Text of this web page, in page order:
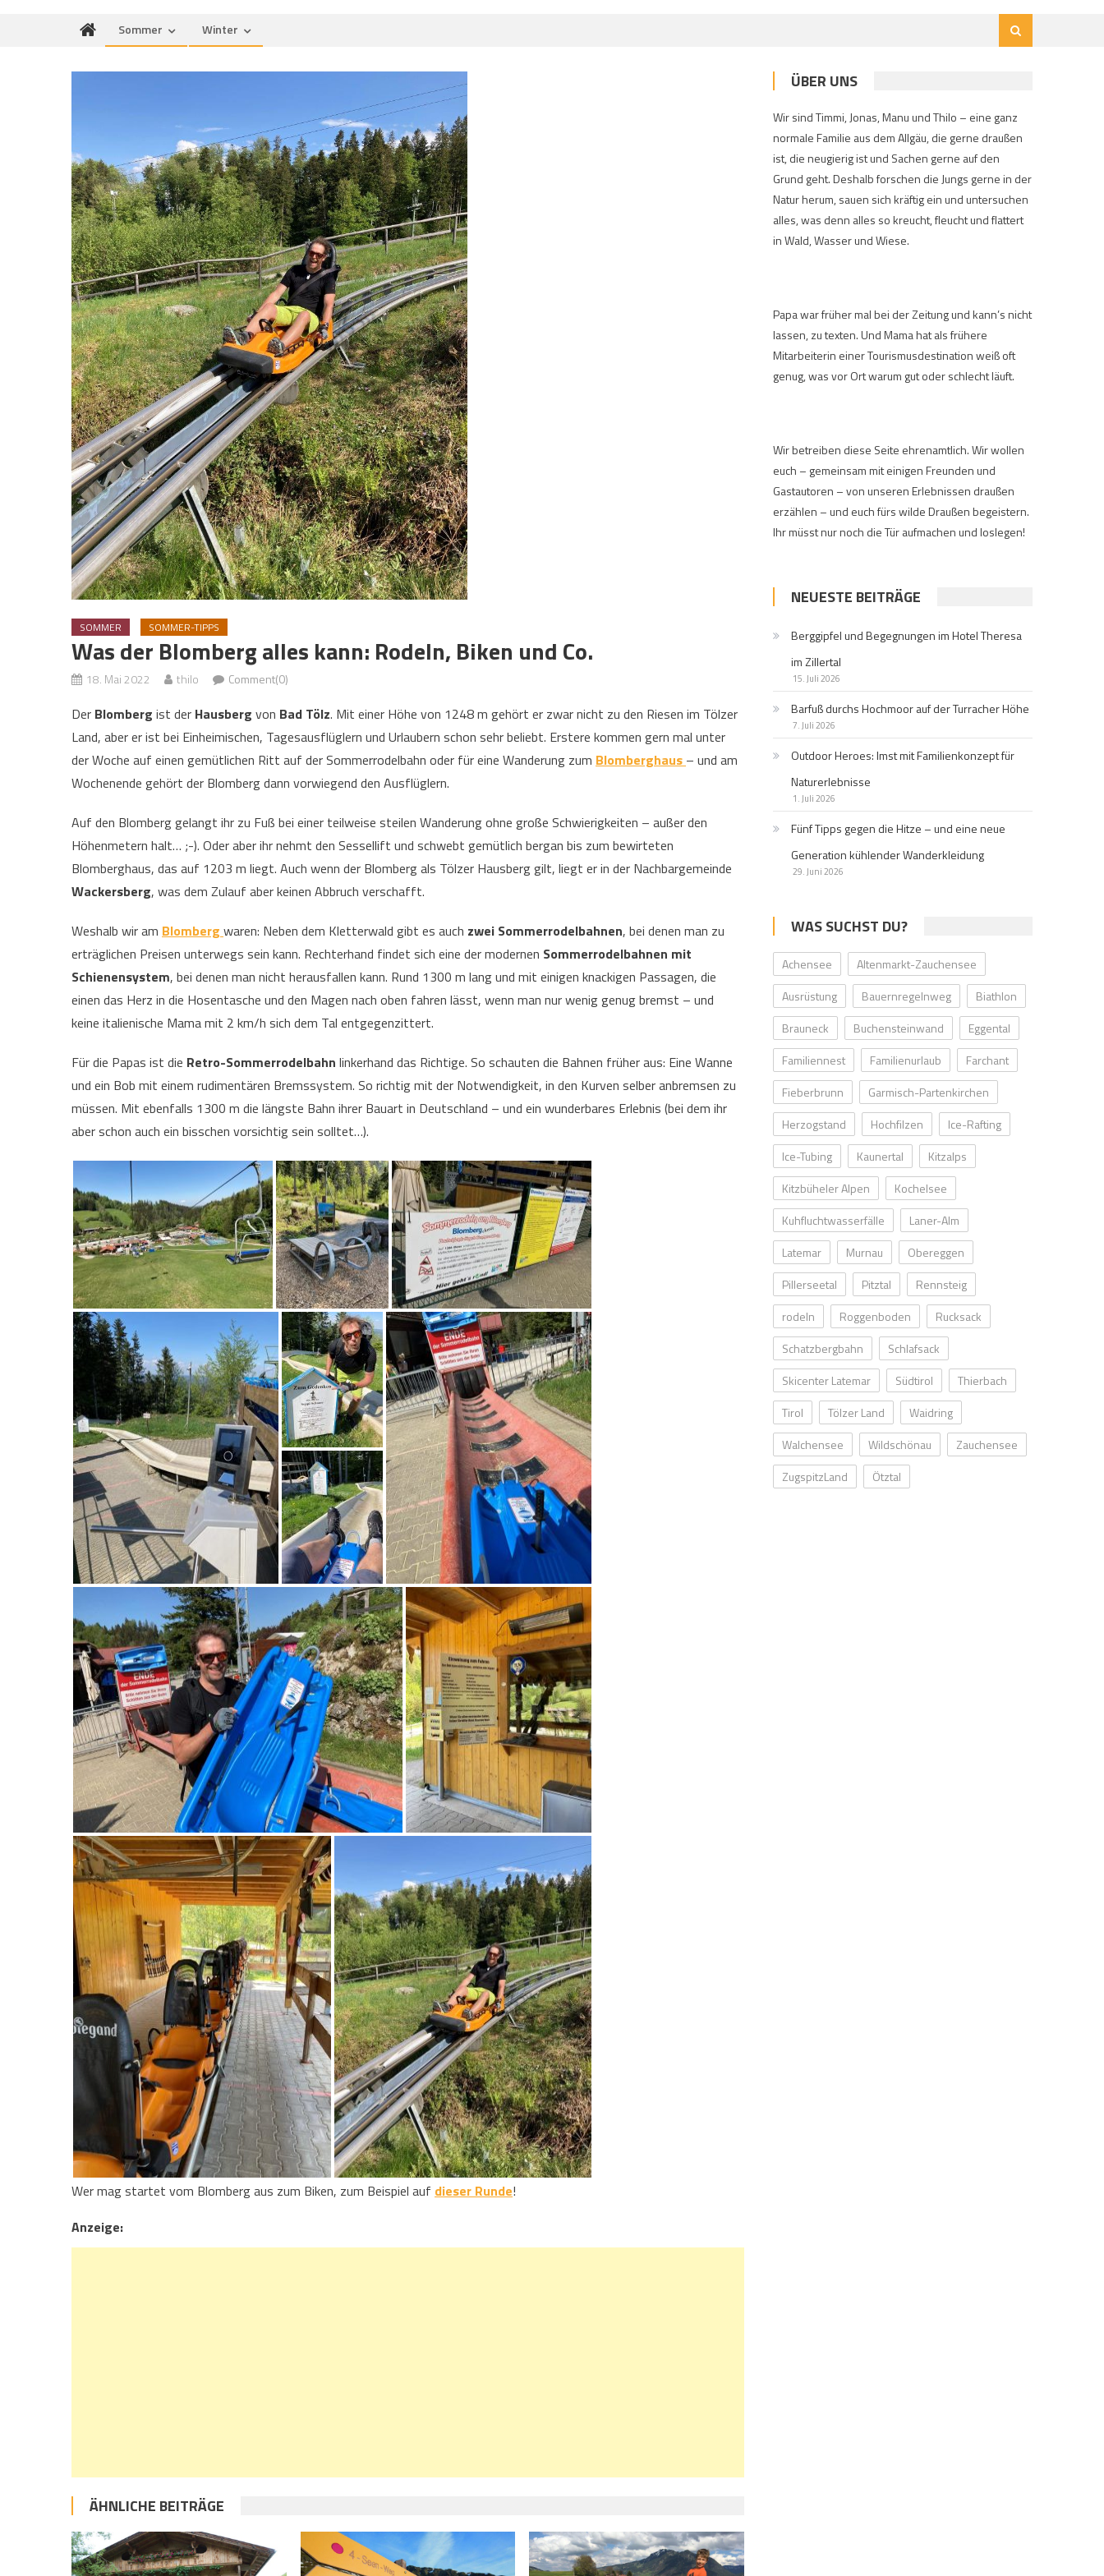
Sommer Winter
SOMMER SOMMER-TIPPS
Was der Blomberg alles kann: Rodeln, Biken und Co.
18. Mai 2022 thilo Comment(0)
Der Blomberg ist der Hausberg von Bad Tölz. Mit einer Höhe von 1248 m gehört er zwar nicht zu den Riesen im Tölzer
Land, aber er ist bei Einheimischen, Tagesausflüglern und Urlaubern schon sehr beliebt. Erstere kommen gern mal unter
der Woche auf einen gemütlichen Ritt auf der Sommerrodelbahn oder für eine Wanderung zum Blomberghaus – und am
Wochenende gehört der Blomberg dann vorwiegend den Ausflüglern.
Auf den Blomberg gelangt ihr zu Fuß bei einer teilweise steilen Wanderung ohne große Schwierigkeiten – außer den
Höhenmetern halt… ;-). Oder aber ihr nehmt den Sessellift und schwebt gemütlich bergan bis zum bewirteten
Blomberghaus, das auf 1203 m liegt. Auch wenn der Blomberg als Tölzer Hausberg gilt, liegt er in der Nachbargemeinde
Wackersberg, was dem Zulauf aber keinen Abbruch verschafft.
Weshalb wir am Blomberg waren: Neben dem Kletterwald gibt es auch zwei Sommerrodelbahnen, bei denen man zu
erträglichen Preisen unterwegs sein kann. Rechterhand findet sich eine der modernen Sommerrodelbahnen mit
Schienensystem, bei denen man nicht herausfallen kann. Rund 1300 m lang und mit einigen knackigen Passagen, die
einen das Herz in die Hosentasche und den Magen nach oben fahren lässt, wenn man nur wenig genug bremst – und
keine italienische Mama mit 2 km/h sich dem Tal entgegenzittert.
Für die Papas ist die Retro-Sommerrodelbahn linkerhand das Richtige. So schauten die Bahnen früher aus: Eine Wanne
und ein Bob mit einem rudimentären Bremssystem. So richtig mit der Notwendigkeit, in den Kurven selber anbremsen zu
müssen. Mit ebenfalls 1300 m die längste Bahn ihrer Bauart in Deutschland – und ein wunderbares Erlebnis (bei dem ihr
aber schon auch ein bisschen vorsichtig sein solltet…).
Wer mag startet vom Blomberg aus zum Biken, zum Beispiel auf dieser Runde!
Anzeige:
ÄHNLICHE BEITRÄGE
ÜBER UNS
Wir sind Timmi, Jonas, Manu und Thilo – eine ganz
normale Familie aus dem Allgäu, die gerne draußen
ist, die neugierig ist und Sachen gerne auf den
Grund geht. Deshalb forschen die Jungs gerne in der
Natur herum, sauen sich kräftig ein und untersuchen
alles, was denn alles so kreucht, fleucht und flattert
in Wald, Wasser und Wiese.
Papa war früher mal bei der Zeitung und kann’s nicht
lassen, zu texten. Und Mama hat als frühere
Mitarbeiterin einer Tourismusdestination weiß oft
genug, was vor Ort warum gut oder schlecht läuft.
Wir betreiben diese Seite ehrenamtlich. Wir wollen
euch – gemeinsam mit einigen Freunden und
Gastautoren – von unseren Erlebnissen draußen
erzählen – und euch fürs wilde Draußen begeistern.
Ihr müsst nur noch die Tür aufmachen und loslegen!
NEUESTE BEITRÄGE
Berggipfel und Begegnungen im Hotel Theresa
im Zillertal
15. Juli 2026
Barfuß durchs Hochmoor auf der Turracher Höhe
7. Juli 2026
Outdoor Heroes: Imst mit Familienkonzept für
Naturerlebnisse
1. Juli 2026
Fünf Tipps gegen die Hitze – und eine neue
Generation kühlender Wanderkleidung
29. Juni 2026
WAS SUCHST DU?
Achensee
Altenmarkt-Zauchensee
Ausrüstung
Bauernregelnweg
Biathlon
Brauneck
Buchensteinwand
Eggental
Familiennest
Familienurlaub
Farchant
Fieberbrunn
Garmisch-Partenkirchen
Herzogstand
Hochfilzen
Ice-Rafting
Ice-Tubing
Kaunertal
Kitzalps
Kitzbüheler Alpen
Kochelsee
Kuhfluchtwasserfälle
Laner-Alm
Latemar
Murnau
Obereggen
Pillerseetal
Pitztal
Rennsteig
rodeln
Roggenboden
Rucksack
Schatzbergbahn
Schlafsack
Skicenter Latemar
Südtirol
Thierbach
Tirol
Tölzer Land
Waidring
Walchensee
Wildschönau
Zauchensee
ZugspitzLand
Ötztal